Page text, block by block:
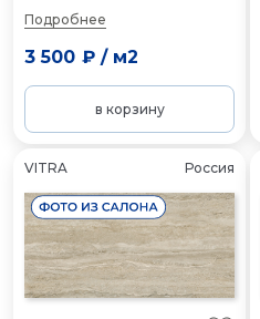
Подробнее
3 500 ₽/ м2
в корзину
VITRA Россия